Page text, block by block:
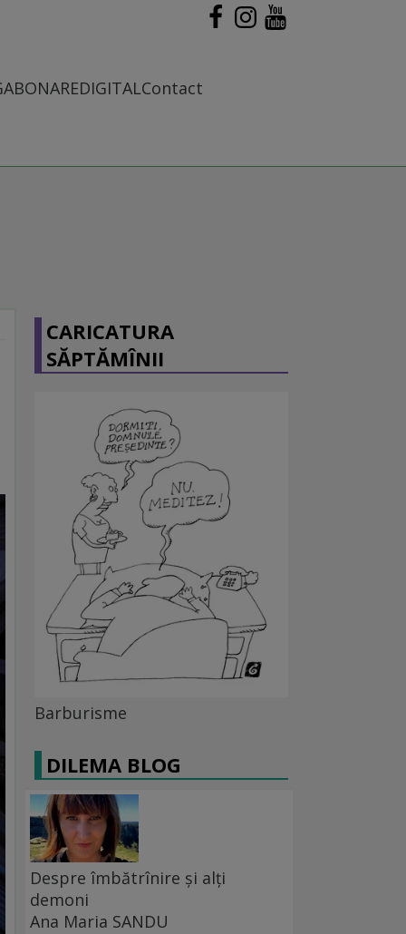
ABONAREDIGITALContact
CARICATURA
SĂPTĂMÎNII
Barburisme
DILEMA BLOG
Despre îmbătrînire și alți
demoni
Ana Maria SANDU